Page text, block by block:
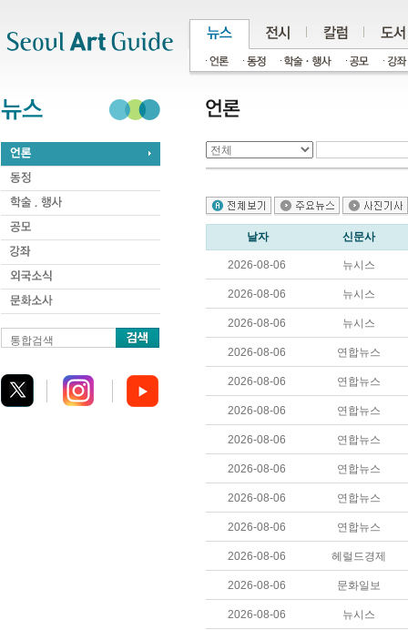
통합검색
날자 신문사
2026-08-06 뉴시스
2026-08-06 뉴시스
2026-08-06 뉴시스
2026-08-06 연합뉴스
2026-08-06 연합뉴스
2026-08-06 연합뉴스
2026-08-06 연합뉴스
2026-08-06 연합뉴스
2026-08-06 연합뉴스
2026-08-06 연합뉴스
2026-08-06 헤럴드경제
2026-08-06 문화일보
2026-08-06 뉴시스